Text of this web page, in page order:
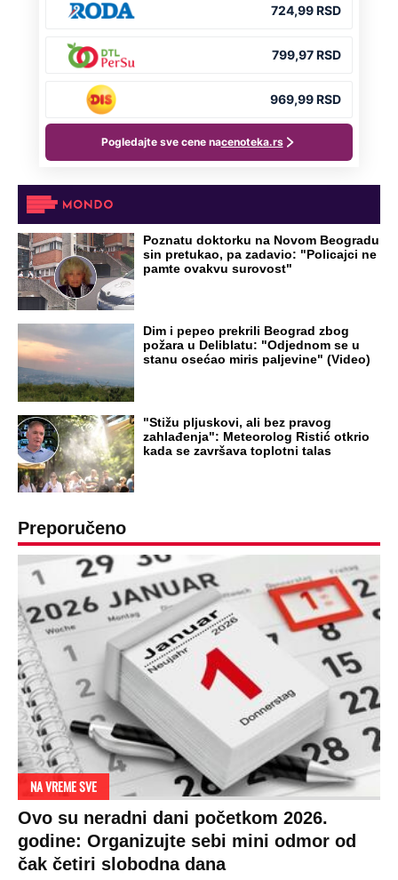
Poznatu doktorku na Novom Beogradu
sin pretukao, pa zadavio: "Policajci ne
pamte ovakvu surovost"
Dim i pepeo prekrili Beograd zbog
požara u Deliblatu: "Odjednom se u
stanu osećao miris paljevine" (Video)
"Stižu pljuskovi, ali bez pravog
zahlađenja": Meteorolog Ristić otkrio
kada se završava toplotni talas
Preporučeno
NA VREME SVE
Ovo su neradni dani početkom 2026.
godine: Organizujte sebi mini odmor od
čak četiri slobodna dana